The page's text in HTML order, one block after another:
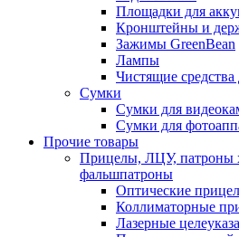
Площадки для
Кронштейны и
Зажимы GreenBean
Лампы
Чистящие
Сумки
Сумки для
Сумки для
Прочие товары
Прицелы, ЛЦУ, патроны
фальшпатроны
Оптические
Коллиматорные
Лазерные